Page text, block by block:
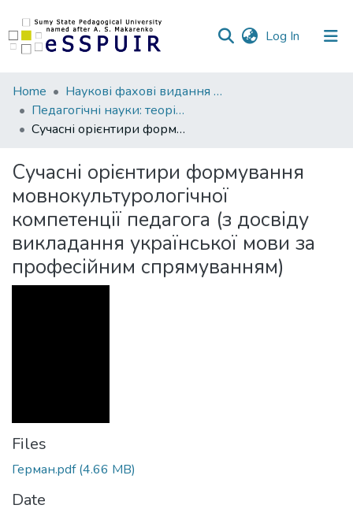
Log In (current)
Communities
&
Collections
Statistics
Home
Наукові фахові видання СумДПУ
Педагогічні науки: теорія, історія, інноваційні технології
Сучасні орієнтири формування мовнокультурологічної компетенції педагога (з досвіду викладання української мови за професійним спрямуванням)
Сучасні орієнтири формування
мовнокультурологічної
компетенції педагога (з досвіду
викладання української мови за
професійним спрямуванням)
Files
Герман.pdf(4.66 MB)
Date